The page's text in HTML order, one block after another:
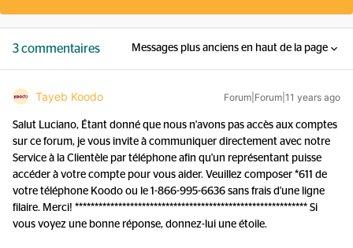
3 commentaires Messages plus anciens en haut de la page
Tayeb Koodo Forum|Forum|11 years ago
Salut Luciano, Étant donné que nous n'avons pas accès aux comptes
sur ce forum, je vous invite à communiquer directement avec notre
Service à la Clientèle par téléphone afin qu'un représentant puisse
accéder à votre compte pour vous aider. Veuillez composer *611 de
votre téléphone Koodo ou le 1-866-995-6636 sans frais d'une ligne
filaire. Merci! *********************************************************** Si
vous voyez une bonne réponse, donnez-lui une étoile.